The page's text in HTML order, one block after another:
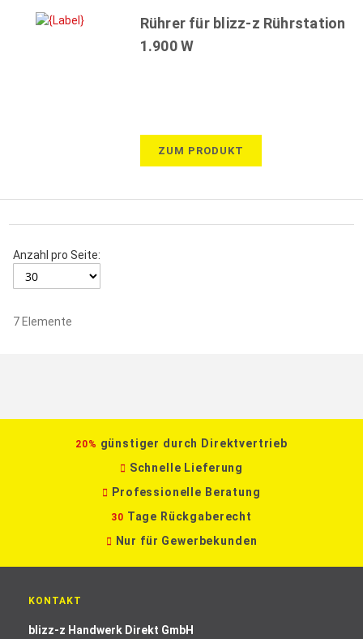
Rührer für blizz-z Rührstation
1.900 W
ZUM PRODUKT
Anzahl pro Seite:
7 Elemente
20% günstiger durch Direktvertrieb
Schnelle Lieferung
Professionelle Beratung
30 Tage Rückgaberecht
Nur für Gewerbekunden
KONTAKT
blizz-z Handwerk Direkt GmbH